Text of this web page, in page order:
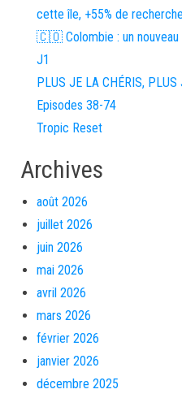
cette île, +55% de
🇨🇴 Colombie : un nouveau
J1
PLUS JE LA CHÉRIS,
Episodes 38-74
Tropic Reset
Archives
août 2026
juillet 2026
juin 2026
mai 2026
avril 2026
mars 2026
février 2026
janvier 2026
décembre 2025